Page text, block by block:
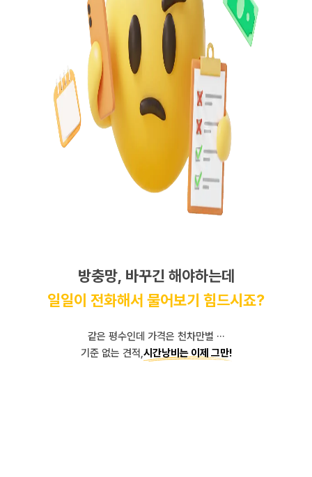
방충망, 바꾸긴 해야하는데
일일이 전화해서 물어보기 힘드시죠?
같은 평수인데 가격은 천차만별 ···
기준 없는 견적,시간낭비는 이제 그만!